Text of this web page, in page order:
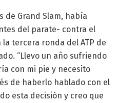
de Grand Slam, había
del parate- contra el
tercera ronda del ATP de
“Llevo un año sufriendo
con mi pie y necesito
de haberlo hablado con el
esta decisión y creo que